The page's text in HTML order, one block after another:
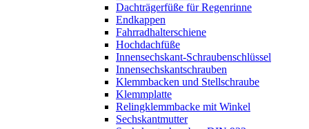
Dachträgerfüße für Regenrinne
Endkappen
Fahrradhalterschiene
Hochdachfüße
Innensechskant-Schraubenschlüssel
Innensechskantschrauben
Klemmbacken und Stellschraube
Klemmplatte
Relingklemmbacke mit Winkel
Sechskantmutter